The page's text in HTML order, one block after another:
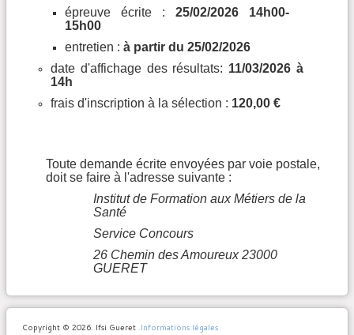
épreuve écrite : 25/02/2026 14h00-
15h00
entretien : à partir du 25/02/2026
date d'affichage des résultats: 11/03/2026 à
14h
frais d'inscription à la sélection : 120,00 €
Toute demande écrite envoyées par voie postale,
doit se faire à l'adresse suivante :
Institut de Formation aux Métiers de la
Santé
Service Concours
26 Chemin des Amoureux 23000
GUERET
Copyright © 2026. Ifsi Gueret .Informations légales